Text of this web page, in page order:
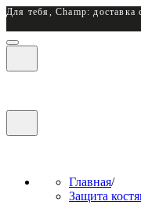
Для тебя, Champ: доставка
Главная/
Защита